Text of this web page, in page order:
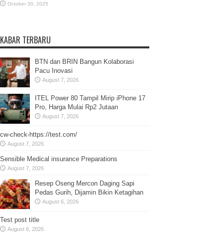
October 30, 2025
KABAR TERBARU
BTN dan BRIN Bangun Kolaborasi
Pacu Inovasi
August 7, 2026
ITEL Power 80 Tampil Mirip iPhone 17
Pro, Harga Mulai Rp2 Jutaan
August 7, 2026
cw-check-https://test.com/
August 7, 2026
Sensible Medical insurance Preparations
August 7, 2026
Resep Oseng Mercon Daging Sapi
Pedas Gurih, Dijamin Bikin Ketagihan
August 6, 2026
Test post title
August 6, 2026